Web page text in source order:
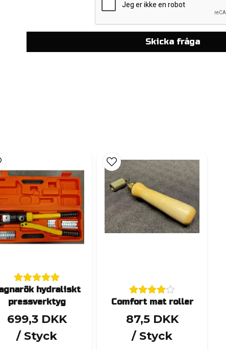
Skicka fråga
hydraliskt
pressverktyg
699,3 DKK
/ Styck
Comfort mat roller
87,5 DKK
/ Styck